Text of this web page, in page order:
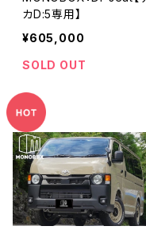
カD:5専用】
¥605,000
SOLD OUT